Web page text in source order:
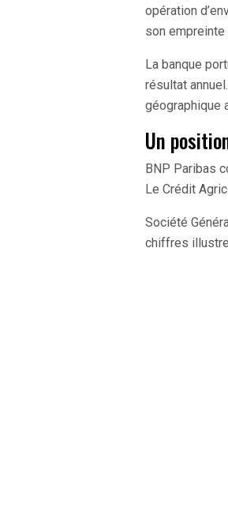
opération
son empreinte
La banque
résultat
géographique
Un
BNP Paribas
Le Crédit
Société
chiffres